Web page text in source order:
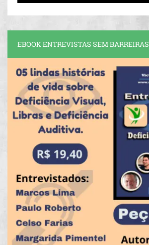
EBOOK ENTREVISTAS SEM BARREIRAS